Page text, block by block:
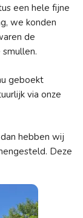
een hele fijne
we konden
de
geboekt
via onze
hebben wij
Deze